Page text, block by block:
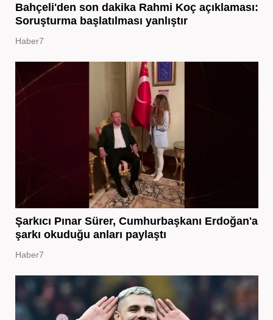
Bahçeli'den son dakika Rahmi Koç açıklaması:
Soruşturma başlatılması yanlıştır
Haber7
Şarkıcı Pınar Sürer, Cumhurbaşkanı Erdoğan'a
şarkı okuduğu anları paylaştı
Haber7